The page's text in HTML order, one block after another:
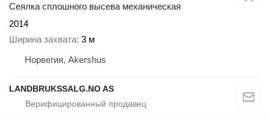
Сеялка сплошного высева механическая
2014
Ширина захвата 3 м
Норвегия, Akershus
LANDBRUKSSALG.NO AS